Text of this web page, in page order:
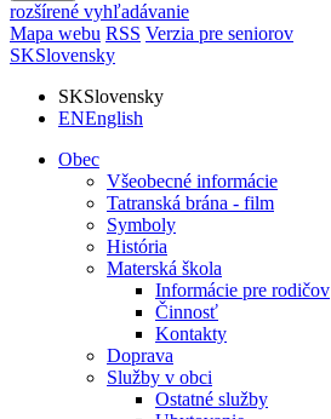
rozšírené vyhľadávanie
Mapa webu RSS Verzia pre seniorov
SKSlovensky
SKSlovensky
ENEnglish
Obec
Všeobecné informácie
Tatranská brána - film
Symboly
História
Materská škola
Informácie pre rodičov
Činnosť
Kontakty
Doprava
Služby v obci
Ostatné služby